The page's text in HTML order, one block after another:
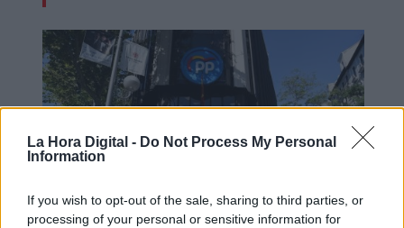
La Hora Digital - Do Not Process My Personal
Information
If you wish to opt-out of the sale, sharing to third parties, or
processing of your personal or sensitive information for